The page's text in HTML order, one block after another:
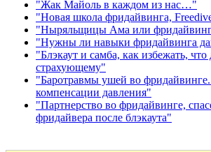
"Жак Майоль в каждом из нас…"
"Новая школа фридайвинга,
"Ныряльщицы Ама или
"Нужны ли навыки фридайвинга
"Блэкаут и самба, как избежать, что
страхующему"
"Баротравмы ушей во
компенсации давления"
"Партнерство во фридайвинге,
фридайвера после блэкаута"